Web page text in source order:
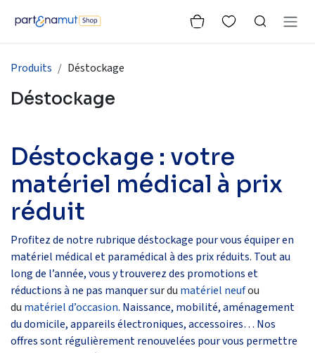
Produits Déstockage
Déstockage
Déstockage : votre
matériel médical à prix
réduit
Profitez de notre rubrique déstockage pour vous équiper en
matériel médical et paramédical à des prix réduits. Tout au
long de l’année, vous y trouverez des promotions et
réductions à ne pas manquer sur du matériel neufou
du matériel d’occasion. Naissance, mobilité, aménagement
du domicile, appareils électroniques, accessoires… Nos
offres sont régulièrement renouvelées pour vous permettre